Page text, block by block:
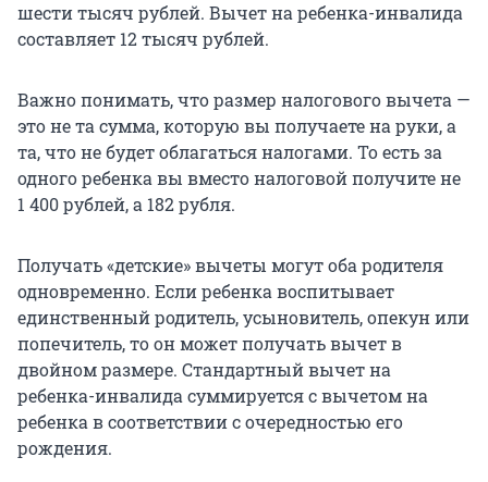
шести тысяч рублей. Вычет на ребенка-инвалида
составляет 12 тысяч рублей.
Важно понимать, что размер налогового вычета —
это не та сумма, которую вы получаете на руки, а
та, что не будет облагаться налогами. То есть за
одного ребенка вы вместо налоговой получите не
1 400 рублей, а 182 рубля.
Получать «детские» вычеты могут оба родителя
одновременно. Если ребенка воспитывает
единственный родитель, усыновитель, опекун или
попечитель, то он может получать вычет в
двойном размере. Стандартный вычет на
ребенка-инвалида суммируется с вычетом на
ребенка в соответствии с очередностью его
рождения.